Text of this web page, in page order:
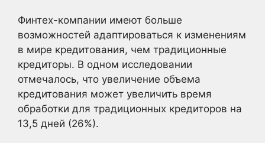
Финтех-компании имеют больше
возможностей адаптироваться к изменениям
в мире кредитования, чем традиционные
кредиторы. В одном исследовании
отмечалось, что увеличение объема
кредитования может увеличить время
обработки для традиционных кредиторов на
13,5 дней (26%).